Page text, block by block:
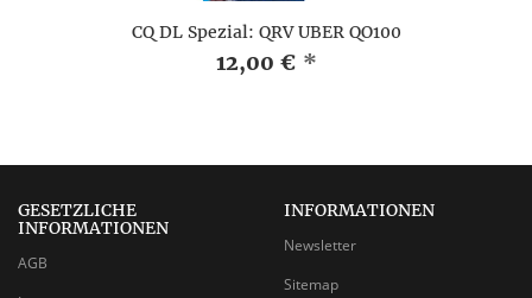
CQ DL Spezial: QRV ÜBER QO100
12,00 € *
GESETZLICHE
INFORMATIONEN
AGB
INFORMATIONEN
Newsletter
Sitemap